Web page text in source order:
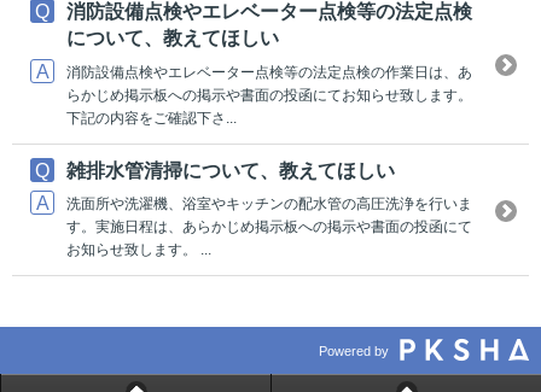
消防設備点検やエレベーター点検等の法定点検
について、教えてほしい
消防設備点検やエレベーター点検等の法定点検の作業日は、あ
らかじめ掲示板への掲示や書面の投函にてお知らせ致します。
下記の内容をご確認下さ...
雑排水管清掃について、教えてほしい
洗面所や洗濯機、浴室やキッチンの配水管の高圧洗浄を行いま
す。実施日程は、あらかじめ掲示板への掲示や書面の投函にて
お知らせ致します。 ...
Powered by